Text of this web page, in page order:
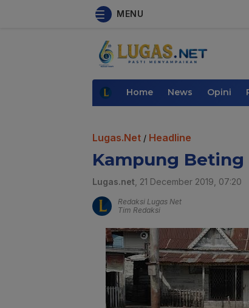
MENU
Home News Opini
Lugas.Net / Headline
Kampung Beting
Lugas.net , 21 December 2019, 07:20
Redaksi Lugas Net
Tim Redaksi